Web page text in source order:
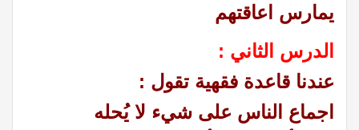
يمارس اعاقتهم
الدرس الثاني :
عندنا قاعدة فقهية تقول :
اجماع الناس على شيء لا يُحله